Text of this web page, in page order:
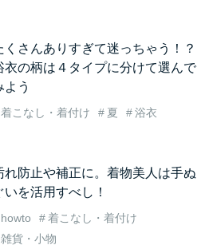
くさんありすぎて迷っちゃう！？
衣の柄は４タイプに分けて選んで
よう
着こなし・着付け 夏 浴衣
れ防止や補正に。着物美人は手ぬ
いを活用すべし！
howto
着こなし・着付け
雑貨・小物